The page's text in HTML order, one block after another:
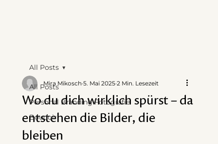
All Posts
Personal Branding Fotografie
Boudoir
All Posts
Wo du dich wirklich spürst – da
entstehen die Bilder, die
bleiben
Mira Mikosch 5. Mai 2025 2 Min. Lesezeit